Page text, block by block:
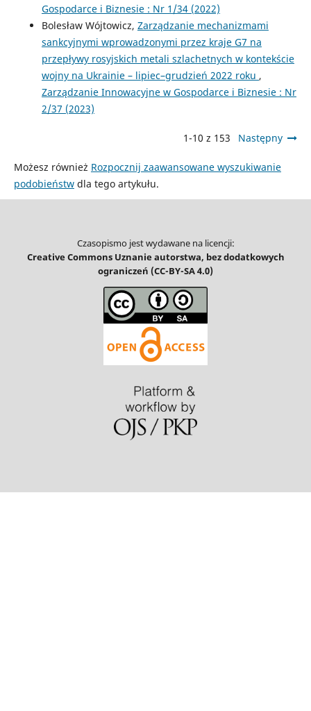
Gospodarce i Biznesie : Nr 1/34 (2022)
Bolesław Wójtowicz, Zarządzanie mechanizmami
sankcyjnymi wprowadzonymi przez kraje G7 na
przepływy rosyjskich metali szlachetnych w kontekście
wojny na Ukrainie – lipiec–grudzień 2022 roku ,
Zarządzanie Innowacyjne w Gospodarce i Biznesie : Nr
2/37 (2023)
1-10 z 153 Następny
Możesz również Rozpocznij zaawansowane wyszukiwanie
podobieństwdla tego artykułu.
Czasopismo jest wydawane na licencji:
Creative Commons Uznanie autorstwa, bez dodatkowych
ograniczeń (CC-BY-SA 4.0)